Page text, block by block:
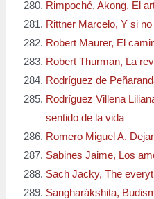
Rimpoché, Akong, El
Rittner Marcelo, Y si
Robert Maurer, El
Robert Thurman, La
Rodríguez de
Rodríguez Villena
sentido de la vida
Romero Miguel A,
Sabines Jaime, Los
Sach Jacky, The
Sangharákshita,